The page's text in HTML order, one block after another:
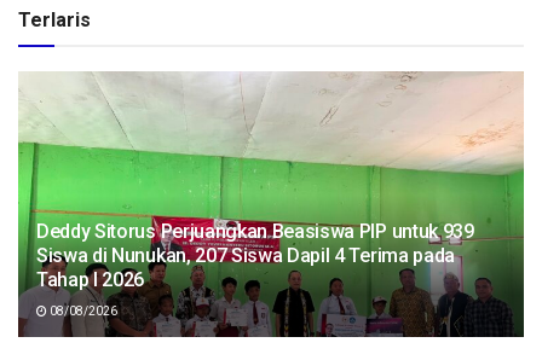
Terlaris
Deddy Sitorus Perjuangkan Beasiswa PIP untuk 939
Siswa di Nunukan, 207 Siswa Dapil 4 Terima pada
Tahap I 2026
08/08/2026